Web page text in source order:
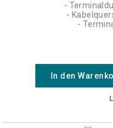
-
-
-
In den